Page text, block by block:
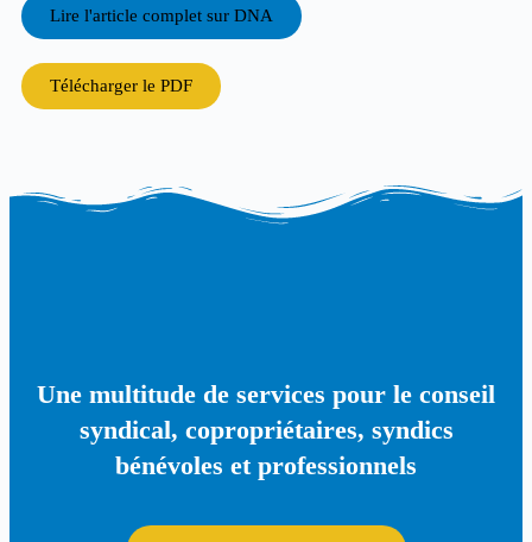
Lire l'article complet sur DNA
Télécharger le PDF
Une multitude de services pour le conseil
syndical, copropriétaires, syndics
bénévoles et professionnels